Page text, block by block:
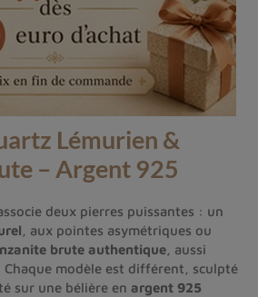
Lémurien &
– Argent 925
deux pierres puissantes : un
, aux pointes asymétriques ou
brute authentique , aussi
Chaque modèle est différent, sculpté
sur une bélière en argent 925